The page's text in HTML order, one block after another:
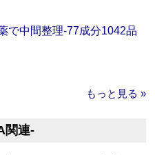
で中間整理‐77成分1042品
もっと見る »
関連‐